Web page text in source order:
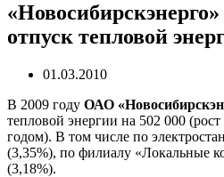
отпуск тепловой
01.03.2010
В 2009 году ОАО
тепловой энергии на 502 000
годом). В том числе по
(3,35%), по филиалу «Локальные
(3,18%).